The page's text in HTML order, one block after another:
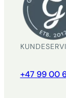
+47 99 00